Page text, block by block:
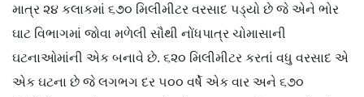
માત્ર ૨૪ કલાકમાં ૬૭૦ મિલીમીટર વરસાદ પડ્યો છે જે એને ભોર
ઘાટ વિભાગમાં જોવા મળેલી સૌથી નોંધપાત્ર ચોમાસાની
ઘટનાઓમાંની એક બનાવે છે. ૬૨૦ મિલીમીટર કરતાં વધુ વરસાદ એ
એક ઘટના છે જે લગભગ દર ૫૦૦ વર્ષે એક વાર અને ૬૭૦